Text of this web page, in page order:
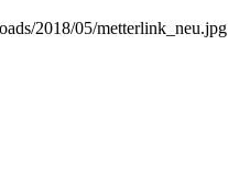
2018/05/metterlink_neu.jpg